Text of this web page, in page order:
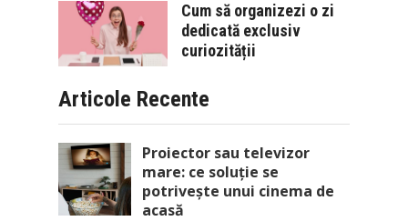
Cum să organizezi o zi
dedicată exclusiv
curiozității
Articole Recente
Proiector sau televizor
mare: ce soluție se
potrivește unui cinema de
acasă